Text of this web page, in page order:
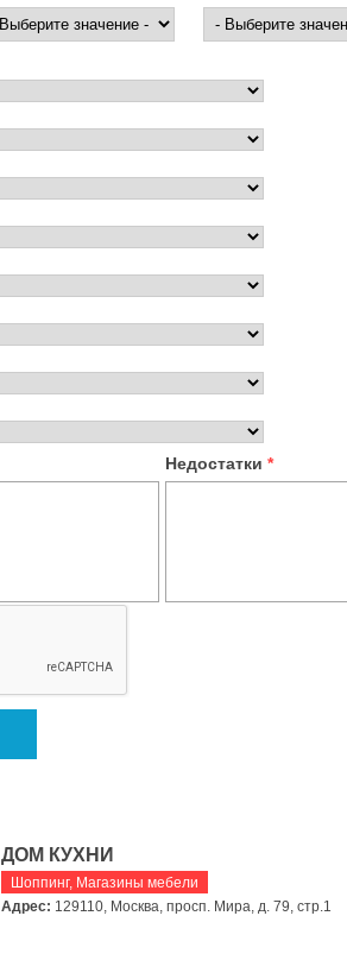
Недостатки *
ДОМ КУХНИ
Шоппинг, Магазины мебели
Адрес: 129110, Москва, просп. Мира, д. 79, стр.1